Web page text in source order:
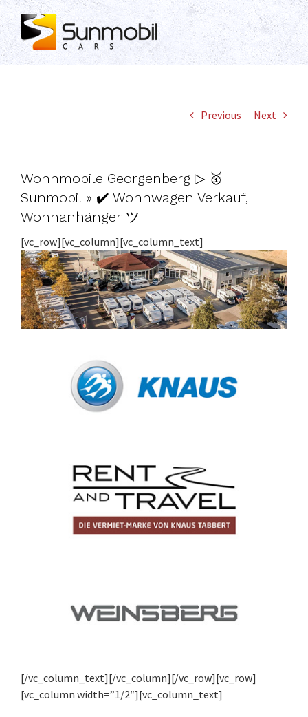
Skip
to
content
Previous Next
Wohnmobile Georgenberg ▷ 🥇
Sunmobil » ✔️ Wohnwagen Verkauf,
Wohnanhänger ツ
[vc_row][vc_column][vc_column_text]
[/vc_column_text][/vc_column][/vc_row][vc_row]
[vc_column width=”1/2″][vc_column_text]